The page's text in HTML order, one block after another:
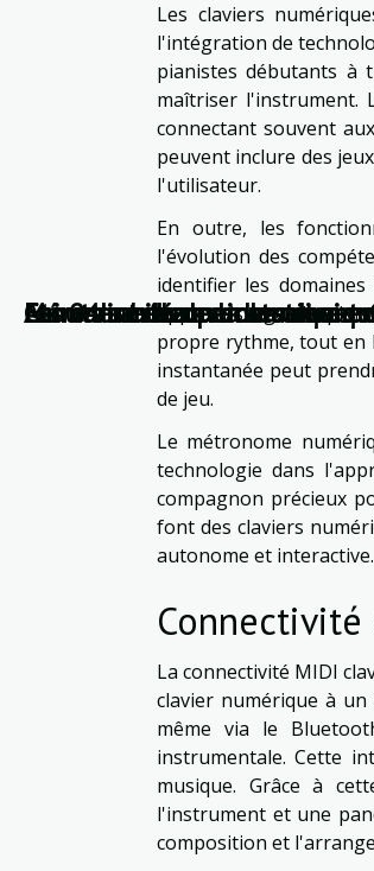
Les claviers
l'intégration de
pianistes débutants à
maîtriser l'instrument.
connectant souvent
peuvent inclure des
l'utilisateur.
En outre, les
l'évolution des
identifier les
apprentissage du
propre rythme, tout en
instantanée peut
de jeu.
Le métronome
technologie dans
compagnon précieux
font des claviers
autonome et interactive.
La connectivité MIDI
clavier numérique à
même via le
instrumentale. Cette
musique. Grâce à
l'instrument et une
composition et
Les 04 meilleurs
Mémoriser les paroles
Faire du buzz avec sa
Atouts santé de la musique :
Comment évacuer le stress